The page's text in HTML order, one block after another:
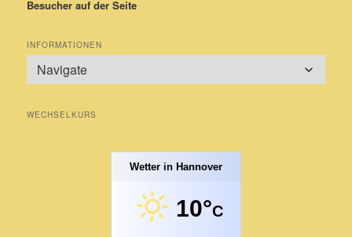
Besucher auf der Seite
INFORMATIONEN
WECHSELKURS
Wetter in Hannover
10°C